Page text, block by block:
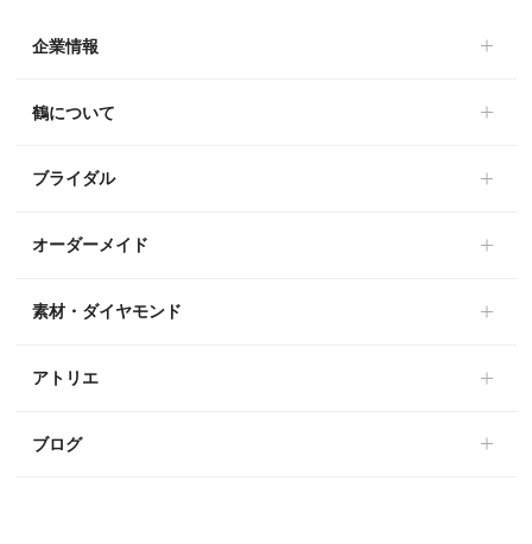
企業情報
鶴について
ブライダル
オーダーメイド
素材・ダイヤモンド
アトリエ
ブログ